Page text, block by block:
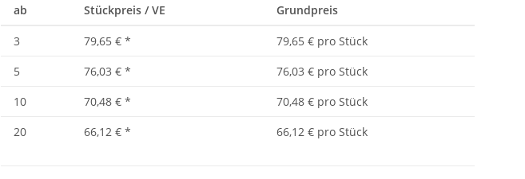
ab Stückpreis / VE Grundpreis
3 79,65 € *
79,65 € pro Stück
5
76,03 € *
76,03 € pro Stück
10
70,48 € *
70,48 € pro Stück
20
66,12 € * 66,12 € pro Stück